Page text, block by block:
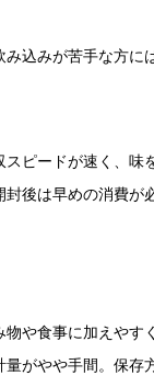
み込みが苦手な方に
スピードが速く、味
封後は早めの消費が
物や食事に加えやす
量がやや手間。保存